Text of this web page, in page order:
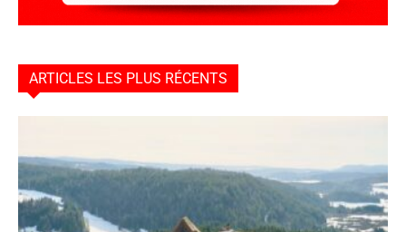
ARTICLES LES PLUS RÉCENTS